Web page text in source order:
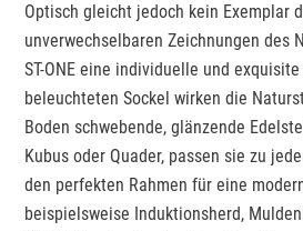
Optisch gleicht jedoch kein Exemplar
unverwechselbaren Zeichnungen des
ST-ONE eine individuelle und
beleuchteten Sockel wirken die
Boden schwebende, glänzende
Kubus oder Quader, passen sie zu
den perfekten Rahmen für eine
beispielsweise Induktionsherd,